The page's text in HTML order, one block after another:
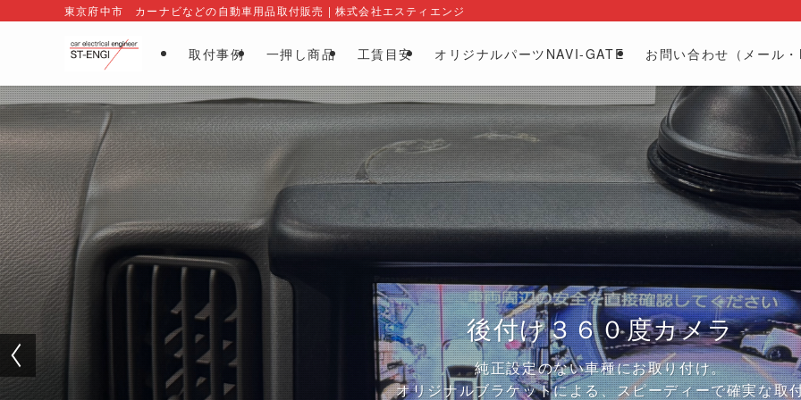
東京府中市 カーナビなどの自動車用品取付販売 | 株式会社エスティエンジ
取付事例 一押し商品 工賃目安 オリジナルパーツNAVI-GATE お問い合わせ（メール
トラック・バスなどの業務用車両
業務用車両得意です。カメラ類、デジタコ、お任せくださ
株式会社エスティエンジ
カーナビ・ドラレコの取り付けのプロフェッショナル
メカニックへ直接依頼で中間マージンゼロ！
外注作業承ります
純正電装品のお取り付け以外にも用品取付、バンパー交換などの部品
後付け３６０度カメラ
純正設定のない車種にお取り付け。
オリジナルブラケットによる、スピーディーで確実な取